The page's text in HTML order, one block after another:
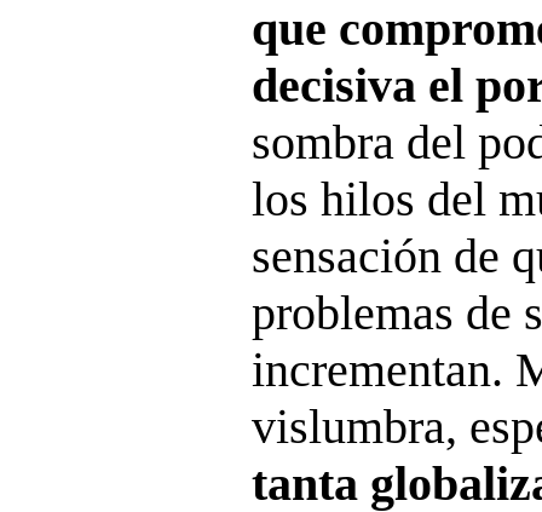
que
decisiva el
sombra del
los hilos del
sensación de
problemas de
incrementan.
vislumbra,
tanta